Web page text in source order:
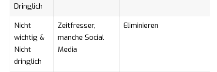
Dringlich
Nicht
wichtig &
Nicht
dringlich
Zeitfresser,
manche Social
Media
Eliminieren